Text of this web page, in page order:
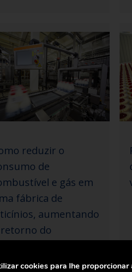
reduzir o
de
e gás em
fábrica de
aumentando
do
cookies para lhe